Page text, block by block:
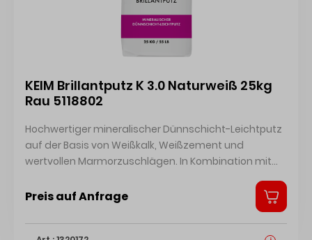
KEIM Brillantputz K 3.0 Naturweiß 25kg
Rau 5118802
Hochwertiger mineralischer Dünnschicht-Leichtputz
auf der Basis von Weißkalk, Weißzement und
wertvollen Marmorzuschlägen. In Kombination mit
Untergründe. Deckbeschichtung für Wärmedämm-
Technisches Merkblatt Zertifikat
Preis auf Anfrage